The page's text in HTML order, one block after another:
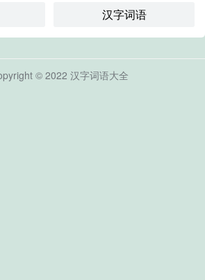
汉字词语
© 2022 汉字词语大全